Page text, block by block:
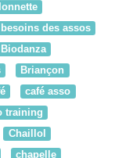
besoins des assos
Biodanza
Briançon
café asso
training
Chaillol
chapelle